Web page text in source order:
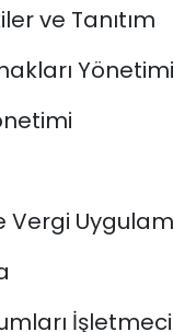
ve Tanıtım
Yönetimi
Vergi